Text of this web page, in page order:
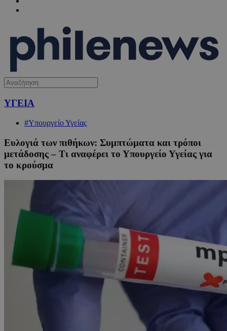
ΥΓΕΙΑ
#Υπουργείο Υγείας
Ευλογιά των πιθήκων: Συμπτώματα και τρόποι
μετάδοσης – Τι αναφέρει το Υπουργείο Υγείας για
το κρούσμα